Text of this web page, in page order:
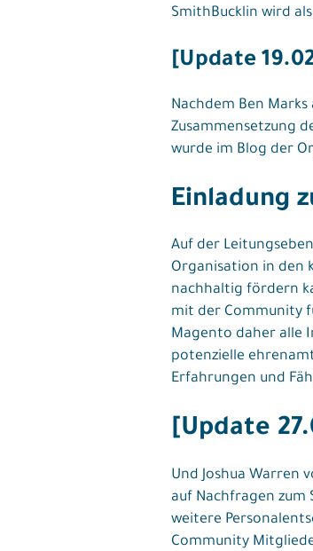
SmithBucklin wird
[Update
Nachdem Ben
Zusammensetzung
wurde im Blog der
Einladung
Auf der
Organisation in den
nachhaltig fördern
mit der Community
Magento daher alle
potenzielle
Erfahrungen und
[Update
Und Joshua Warren
auf Nachfragen zum
weitere
Community